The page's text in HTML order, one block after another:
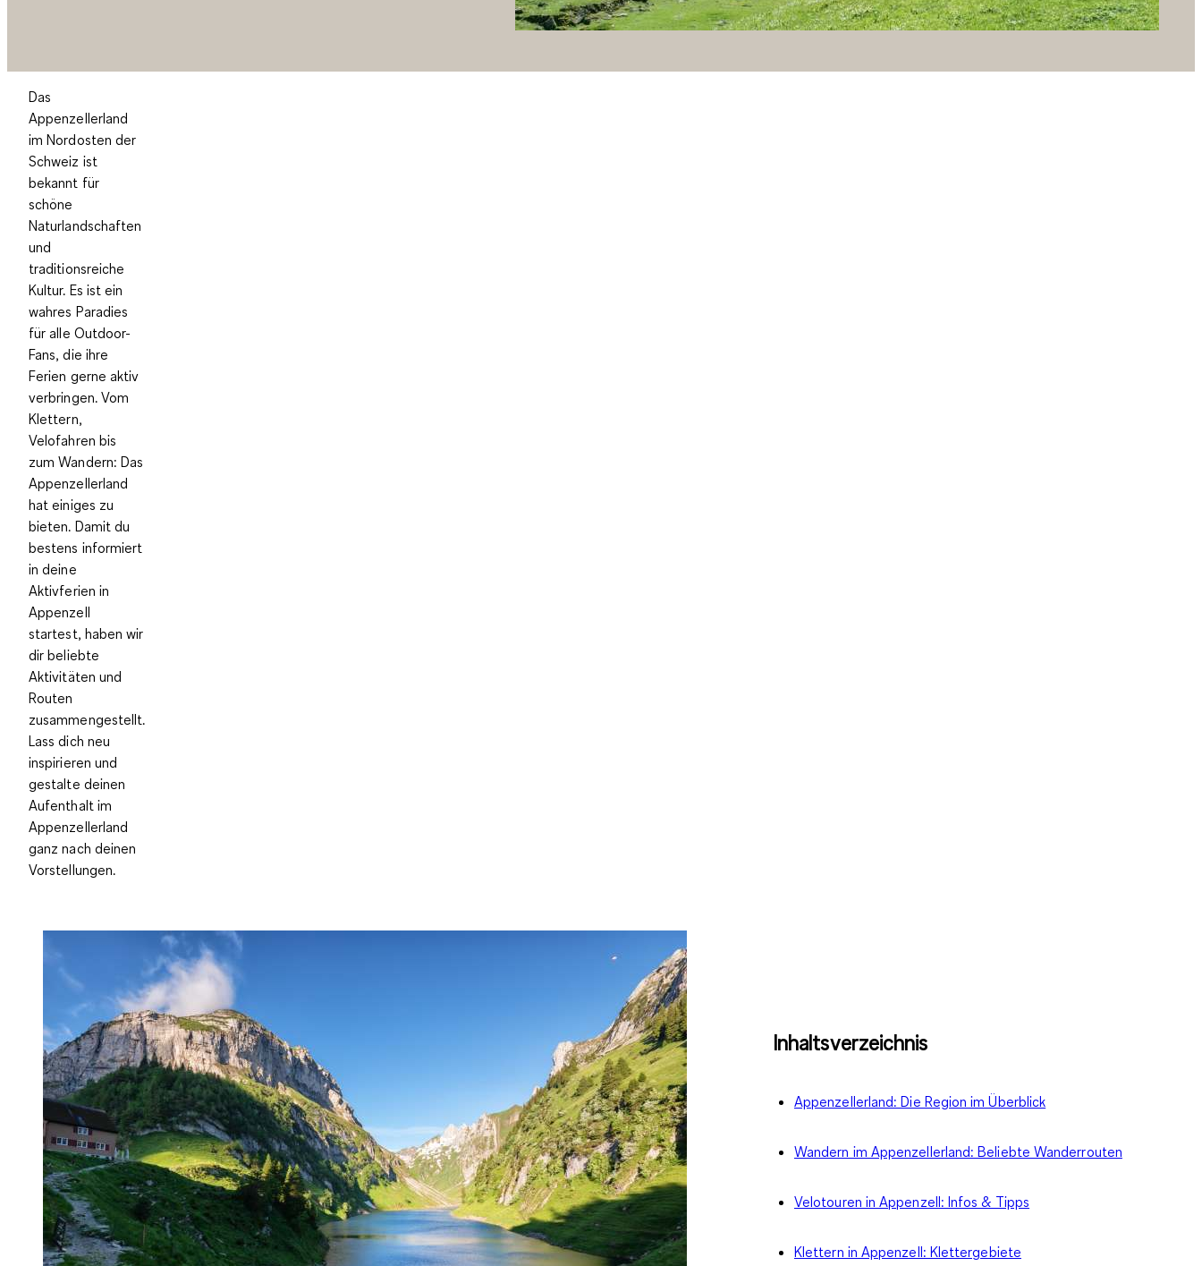
Das
Appenzellerland
im Nordosten der
Schweiz ist
bekannt für
schöne
Naturlandschaften
und
traditionsreiche
Kultur. Es ist ein
wahres Paradies
für alle Outdoor-
Fans, die ihre
Ferien gerne aktiv
verbringen. Vom
Klettern,
Velofahren bis
zum Wandern: Das
Appenzellerland
hat einiges zu
bieten. Damit du
bestens informiert
in deine
Aktivferien in
Appenzell
startest, haben wir
dir beliebte
Aktivitäten und
Routen
zusammengestellt.
Lass dich neu
inspirieren und
gestalte deinen
Aufenthalt im
Appenzellerland
ganz nach deinen
Vorstellungen.
Inhaltsverzeichnis
Appenzellerland: Die Region im Überblick
Wandern im Appenzellerland: Beliebte Wanderrouten
Velotouren in Appenzell: Infos & Tipps
Klettern in Appenzell: Klettergebiete